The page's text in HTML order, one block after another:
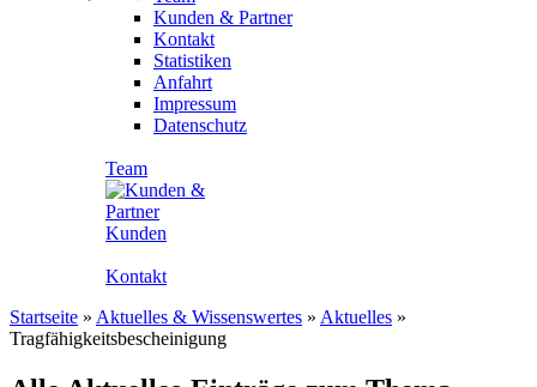
Kunden & Partner
Kontakt
Statistiken
Anfahrt
Impressum
Datenschutz
Team
Kunden
Kontakt
Startseite » Aktuelles & Wissenswertes » Aktuelles »
Tragfähigkeitsbescheinigung